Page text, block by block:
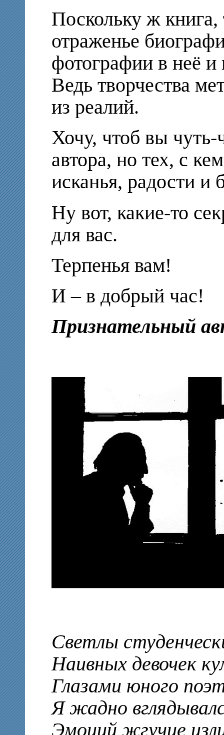
Поскольку ж книга,
отраженье
фотографии в неё
Ведь творчества
из реалий.
Хочу, чтоб вы чуть-
автора, но тех, с
исканья, радости и
Ну вот, какие-то
для вас.
Терпенья вам!
И – в добрый час!
Признательный
Светлы
Наивных девочек
Глазами юного
Я жадно
Эмоций жгучие